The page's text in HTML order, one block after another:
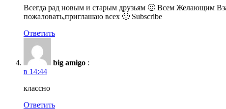
Всегда рад новым и старым друзьям 🙂 Всем Желающим
пожаловать,приглашаю всех 🙂 Subscribe
Ответить
big amigo :
в 14:44
классно
Ответить